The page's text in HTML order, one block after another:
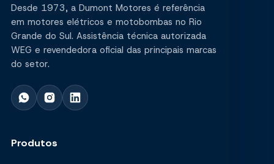
Desde 1973, a Dumont Motores é referência
em motores elétricos e motobombas no Rio
Grande do Sul. Assistência técnica autorizada
WEG e revendedora oficial das principais marcas
do setor.
Produtos